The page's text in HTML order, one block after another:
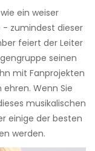
ein weiser
- zumindest dieser
feiert der Leiter
seinen
mit Fanprojekten
Wenn Sie
musikalischen
einige der besten
werden.